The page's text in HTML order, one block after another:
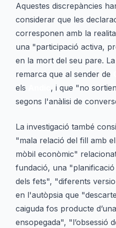
Aquestes discrepàncies
considerar que les
corresponen amb la
una "participació activa,
en la mort del seu pare.
remarca que al sender de
els
, i que "no
segons l'anàlisi de
La investigació també
"mala relació del fill amb
mòbil econòmic"
fundació, una
dels fets", "diferents
en l'autòpsia que
caiguda fos producte
ensopegada", "l’obsessió